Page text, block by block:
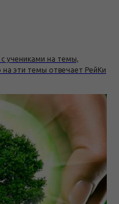
с учениками на темы,
эти темы отвечает РейКи